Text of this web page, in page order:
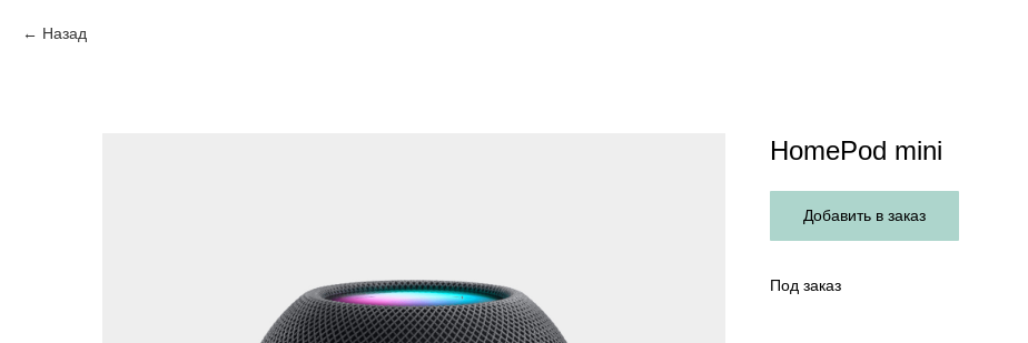
Назад
HomePod mini
Добавить в заказ
Под заказ